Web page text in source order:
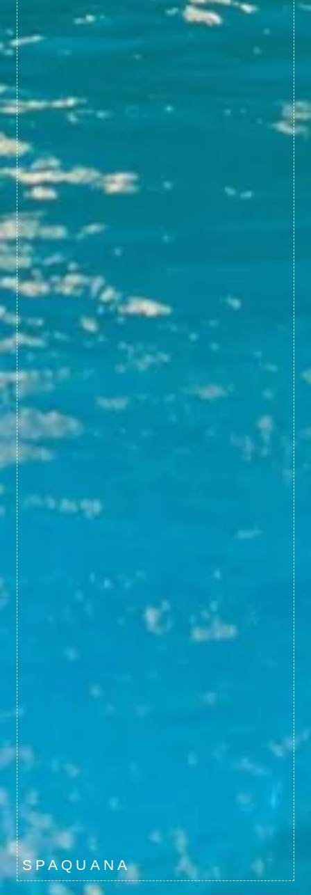
SPAQUANA
Activités/Chambre à la journée
Au bistrot le 20 du Domaine
Au Belvédère (Brunch&Buffet)
Au bar Léopold
Au Spa
Nos autres hôtels